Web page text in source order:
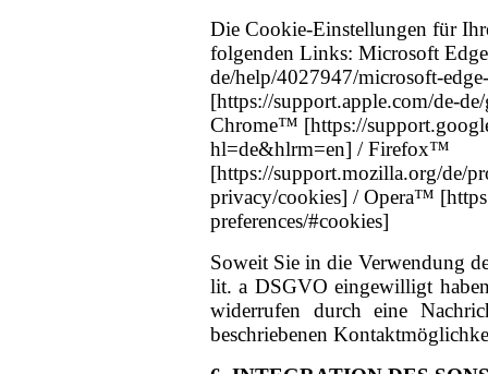
Die Cookie-Einstellungen für
folgenden Links: Microsoft
de/help/4027947/microsoft-
[https://support.apple.com/de-
Chrome™ [https://
hl=de&hlrm=en] / Firefox™
[https://support.mozilla.org/de/
privacy/cookies] / Opera™
preferences/#cookies]
Soweit Sie in die Verwendung
lit. a DSGVO eingewilligt
widerrufen durch eine
beschriebenen